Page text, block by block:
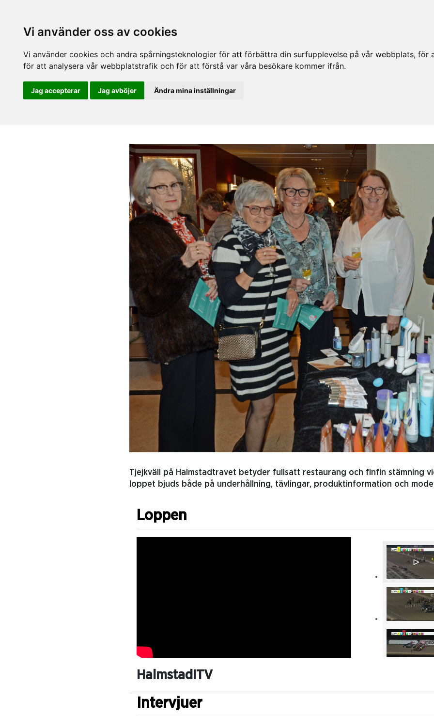
Vi använder oss av cookies
Vi använder cookies och andra spårningsteknologier för att förbättra din surfupplevelse på vår webbplats, för
för att analysera vår webbplatstrafik och för att förstå var våra besökare kommer ifrån.
Jag accepterar Jag avböjer Ändra mina inställningar
Tjejkväll på Halmstadtravet betyder fullsatt restaurang och finfin stämning
loppet bjuds både på underhållning, tävlingar, produktinformation och
Loppen
HalmstadITV
Intervjuer